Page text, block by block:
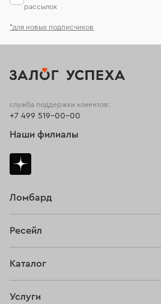
*для новых подписчиков
рассылок
Ломбард
Тарифы
Ресейл
Купить
Каталог
Услуги
служба поддержки клиентов:
+7 499 519-00-00
Наши филиалы